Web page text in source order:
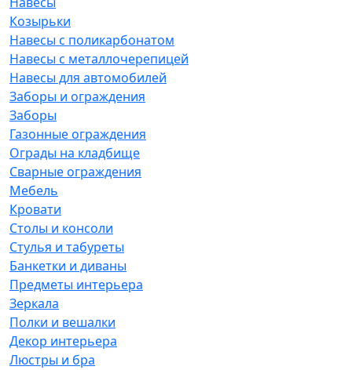
Козырьки
Навесы с поликарбонатом
Навесы с металлочерепицей
Навесы для автомобилей
Заборы и ограждения
Заборы
Газонные ограждения
Ограды на кладбище
Сварные ограждения
Мебель
Кровати
Столы и консоли
Стулья и табуреты
Банкетки и диваны
Предметы интерьера
Зеркала
Полки и вешалки
Декор интерьера
Люстры и бра